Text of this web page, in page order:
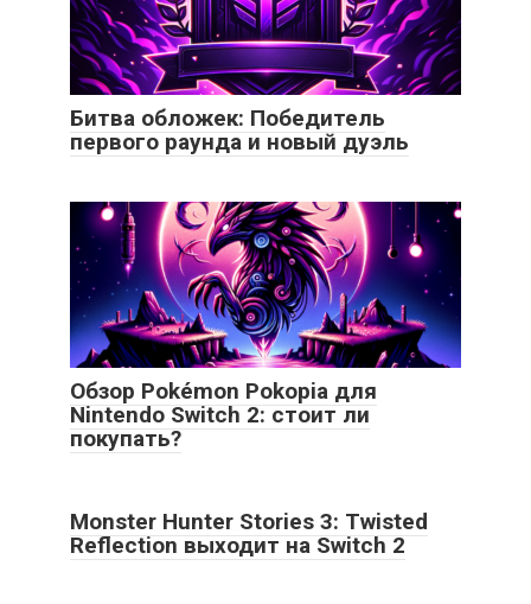
Битва обложек: Победитель
первого раунда и новый дуэль
Обзор Pokémon Pokopia для
Nintendo Switch 2: стоит ли
покупать?
Monster Hunter Stories 3: Twisted
Reflection выходит на Switch 2